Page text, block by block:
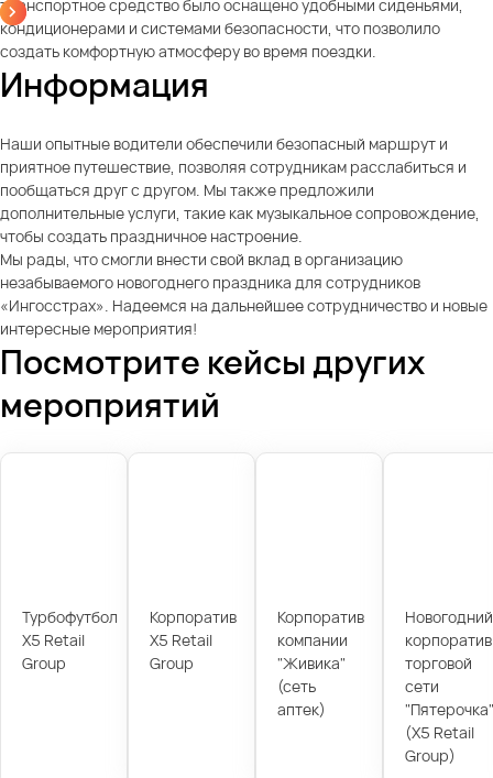
транспортное средство было оснащено удобными сиденьями,
кондиционерами и системами безопасности, что позволило
создать комфортную атмосферу во время поездки.
Информация
Наши опытные водители обеспечили безопасный маршрут и
приятное путешествие, позволяя сотрудникам расслабиться и
пообщаться друг с другом. Мы также предложили
дополнительные услуги, такие как музыкальное сопровождение,
чтобы создать праздничное настроение.
Мы рады, что смогли внести свой вклад в организацию
незабываемого новогоднего праздника для сотрудников
«Ингосстрах». Надеемся на дальнейшее сотрудничество и новые
интересные мероприятия!
Посмотрите кейсы других
мероприятий
Турбофутбол
X5 Retail
Group
Корпоратив
X5 Retail
Group
Корпоратив
компании
"Живика"
(сеть
аптек)
Новогодний
корпоратив
торговой
сети
"Пятерочка"
(X5 Retail
Group)